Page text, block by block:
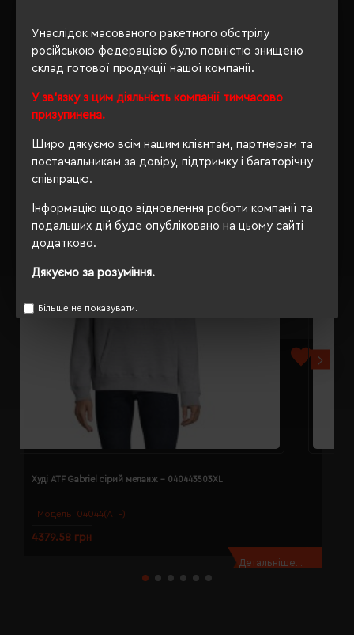
Унаслідок масованого ракетного обстрілу
російською федерацією було повністю знищено
склад готової продукції нашої компанії.
У зв'язку з цим діяльність компанії тимчасово
призупинена.
Щиро дякуємо всім нашим клієнтам, партнерам та
постачальникам за довіру, підтримку і багаторічну
співпрацю.
Інформацію щодо відновлення роботи компанії та
подальших дій буде опубліковано на цьому сайті
додатково.
Дякуємо за розуміння.
Більше не показувати.
ВІДГУКИ
Модель: 04044(ATF)
Худі ATF Gabriel сірий меланж - 040443503XL
4379.58 грн
Детальніше...